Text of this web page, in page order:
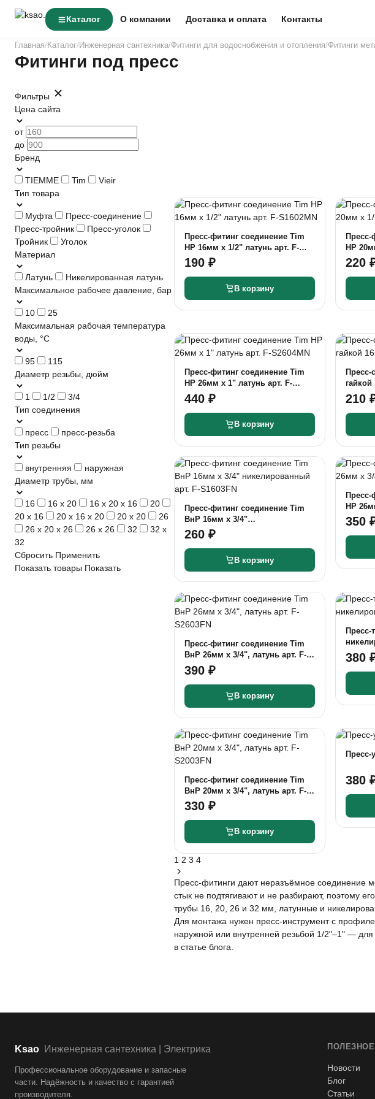
Каталог О компании Доставка и оплата Контакты
Главная Каталог Инженерная сантехника Фитинги для водоснобжения и отопления Фитинги
Фитинги под пресс
Фильтры
Цена сайта
от
до
Бренд
TIEMME Tim
Vieir
Тип товара
Муфта
Пресс-соединение
Пресс-тройник
Пресс-уголок
Тройник
Уголок
Материал
Латунь
Никелированная латунь
Максимальное рабочее давление, бар
10
25
Максимальная рабочая температура
воды, °C
95
115
Диаметр резьбы, дюйм
1 1/2
3/4
Тип соединения
пресс
пресс-резьба
Тип резьбы
внутренняя
наружная
Диаметр трубы, мм
16 16 х 20 16 х 20 х 16
20
20 х 16
20 х 16 х 20 20 х 20
26
26 х 20 х 26
26 х 26 32
32 х
32
Сбросить Применить
Показать товары Показать
Пресс-фитинг соединение Tim
НР 16мм x 1/2" латунь арт. F-
S1602MN
190 ₽
В корзину
Пресс-
НР
220
Пресс-фитинг соединение Tim
НР 26мм x 1" латунь арт. F-
S2604MN
440 ₽
В корзину
Пресс-
210
Пресс-фитинг соединение Tim
ВнР 16мм x 3/4"
никелированный арт. F-S1603FN
260 ₽
В корзину
Пресс-
НР
350
Пресс-фитинг соединение Tim
ВнР 26мм x 3/4", латунь арт. F-
S2603FN
390 ₽
В корзину
380
Пресс-фитинг соединение Tim
ВнР 20мм x 3/4", латунь арт. F-
S2003FN
330 ₽
В корзину
Пресс-
380
1 2 3 4
Пресс-фитинги дают неразъёмное соединение
стык не подтягивают и не разбирают, поэтому
трубы 16, 20, 26 и 32 мм, латунные и
Для монтажа нужен пресс-инструмент с
наружной или внутренней резьбой 1/2"–1" —
в статье блога
Ksao Инженерная сантехника | Электрика
Профессиональное оборудование и запасные
части. Надёжность и качество с гарантией
производителя.
ПОЛЕЗНОЕ
Новости
Блог
Статьи